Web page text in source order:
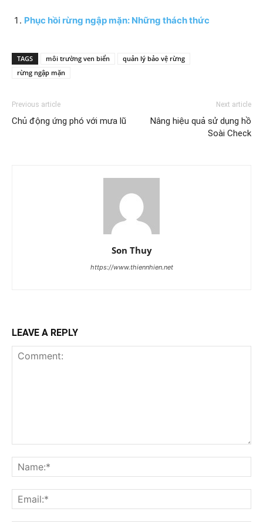
Phục hồi rừng ngập mặn: Những thách thức
TAGS môi trường ven biển
quản lý bảo vệ rừng
rừng ngập mặn
Previous article
Chủ động ứng phó với mưa lũ
Next article
Nâng hiệu quả sử dụng hồ
Soài Check
Son Thuy
https://www.thiennhien.net
LEAVE A REPLY